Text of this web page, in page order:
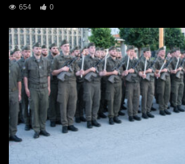
654
0